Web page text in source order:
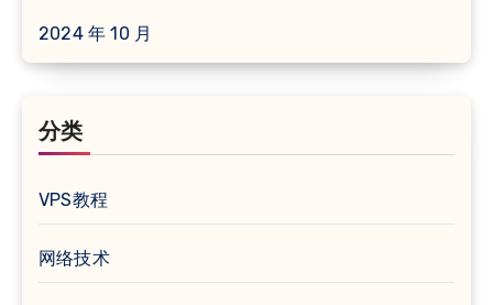
2024 年 10 月
分类
VPS教程
网络技术